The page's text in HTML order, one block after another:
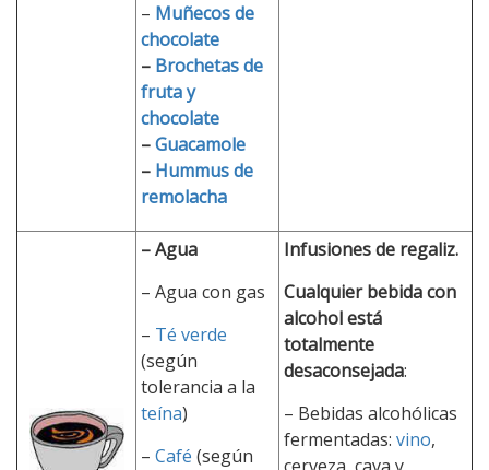
– Muñecos de
chocolate
– Brochetas de
fruta y
chocolate
–Guacamole
– Hummus de
remolacha
– Agua
– Agua con gas
– Té verde
(según
tolerancia a la
teína)
– Café (según
Infusiones de regaliz.
Cualquier bebida con
alcohol está
totalmente
desaconsejada:
– Bebidas alcohólicas
fermentadas: vino,